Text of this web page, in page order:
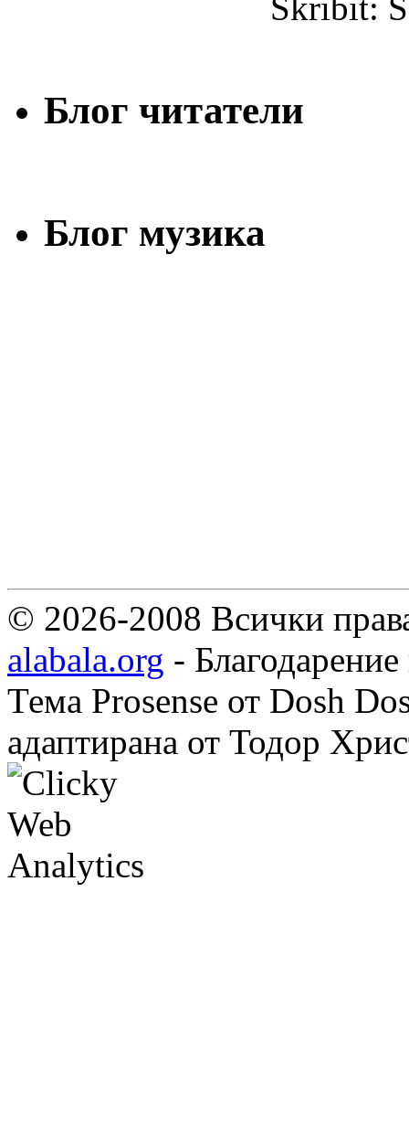
Блог читатели
Блог музика
© 2026-2008 Всички
alabala.org -
Тема Prosense от Dosh
адаптирана от Тодор